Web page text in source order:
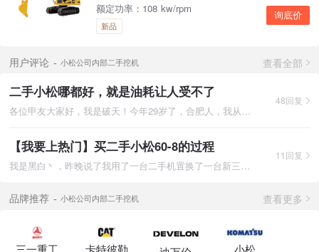
额定功率：108 kw/rpm
新品
询底价
用户评论 小松公司内部二手挖机 查看全部
二手小松哪都好，就是油耗让人受不了
各位甲友大家好，我是破天！今年29岁了，合肥人，我从07年开始接
48回复
【我要上热门】买二手小松60-8的过程
我是黑白丶，昨晚说了我用了一台二手机置换了一台新三一55，但是
11回复
品牌推荐 小松公司内部二手挖机 查看更多
三一重工 卡特彼勒 小松